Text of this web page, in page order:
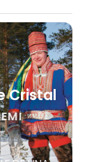
Cristal